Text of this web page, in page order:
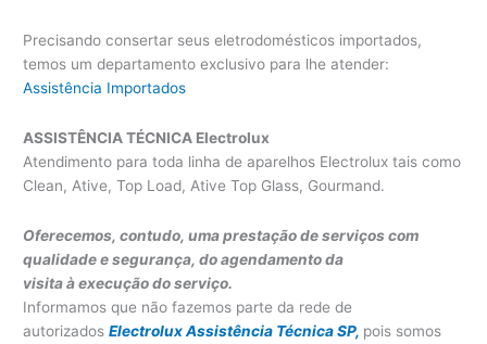
Precisando consertar seus eletrodomésticos importados,
temos um departamento exclusivo para lhe atender:
Assistência Importados
ASSISTÊNCIA TÉCNICA Electrolux
Atendimento para toda linha de aparelhos Electrolux tais como
Clean, Ative, Top Load, Ative Top Glass, Gourmand.
Oferecemos, contudo, uma prestação de serviços com
qualidade e segurança, do agendamento da
visita à execução do serviço.
Informamos que não fazemos parte da rede de
autorizadosElectrolux Assistência Técnica SP, pois somos